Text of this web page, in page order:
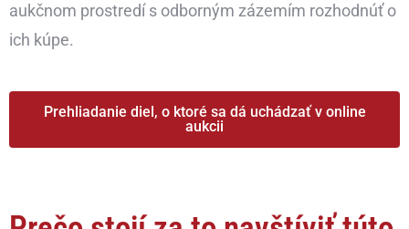
aukčnom prostredí s odborným zázemím rozhodnúť o
ich kúpe.
Prehliadanie diel, o ktoré sa dá uchádzať v online
aukcii